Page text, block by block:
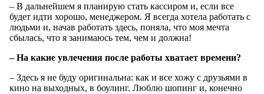
– В дальнейшем я планирую стать кассиром и, если все
будет идти хорошо, менеджером. Я всегда хотела работать с
людьми и, начав работать здесь, поняла, что моя мечта
сбылась, что я занимаюсь тем, чем и должна!
– На какие увлечения после работы хватает времени?
– Здесь я не буду оригинальна: как и все хожу с друзьями в
кино на выходных, в боулинг. Люблю шопинг и, конечно